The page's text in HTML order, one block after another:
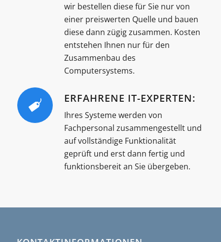
wir bestellen diese für Sie nur von
einer preiswerten Quelle und bauen
diese dann zügig zusammen. Kosten
entstehen Ihnen nur für den
Zusammenbau des
Computersystems.
ERFAHRENE IT-EXPERTEN:
Ihres Systeme werden von
Fachpersonal zusammengestellt und
auf vollständige Funktionalität
geprüft und erst dann fertig und
funktionsbereit an Sie übergeben.